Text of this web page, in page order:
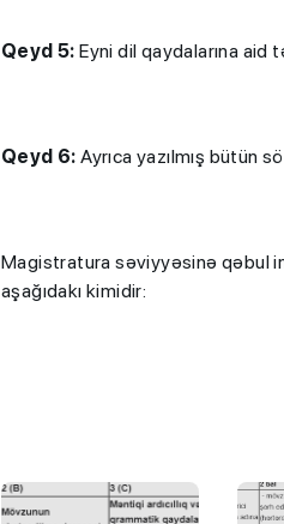
Qeyd 5: Eyni dil qaydalarına aid
Qeyd 6: Ayrıca yazılmış bütün
Magistratura səviyyəsinə qəbul
aşağıdakı kimidir: